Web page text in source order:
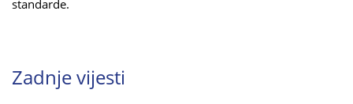
standarde.
Zadnje vijesti